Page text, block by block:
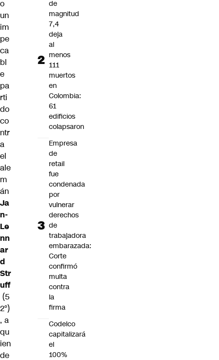
o
un
im
pe
ca
bl
e
pa
rti
do
co
ntr
a
el
ale
m
án
Ja
n-
Le
nn
ar
d
Str
uff
(5
2°)
, a
qu
ien
de
de
magnitud
7,4
deja
al
menos
111
muertos
en
Colombia:
61
edificios
colapsaron
Empresa
de
retail
fue
condenada
por
vulnerar
derechos
de
trabajadora
embarazada:
Corte
confirmó
multa
contra
la
firma
Codelco
capitalizará
el
100%